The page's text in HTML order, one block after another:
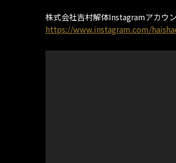
株式会社吉村解体Instagramアカウ
https://www.instagram.com/